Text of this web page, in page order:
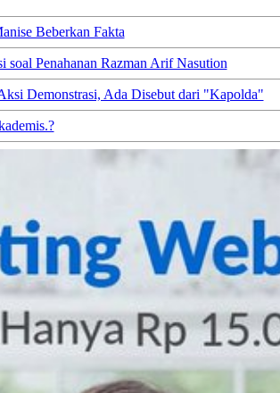
Beberkan Fakta
Penahanan Razman Arif Nasution
Demonstrasi, Ada Disebut dari "Kapolda"